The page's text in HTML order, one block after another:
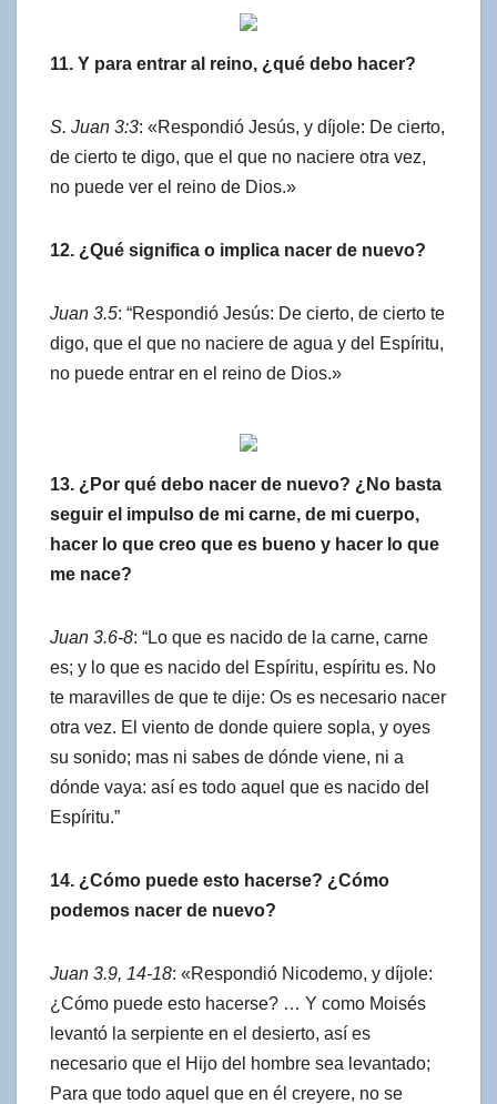
11. Y para entrar al reino, ¿qué debo hacer?
S. Juan 3:3: «Respondió Jesús, y díjole: De cierto,
de cierto te digo, que el que no naciere otra vez,
no puede ver el reino de Dios.»
12. ¿Qué significa o implica nacer de nuevo?
Juan 3.5: “Respondió Jesús: De cierto, de cierto te
digo, que el que no naciere de agua y del Espíritu,
no puede entrar en el reino de Dios.»
13. ¿Por qué debo nacer de nuevo? ¿No basta
seguir el impulso de mi carne, de mi cuerpo,
hacer lo que creo que es bueno y hacer lo que
me nace?
Juan 3.6-8: “Lo que es nacido de la carne, carne
es; y lo que es nacido del Espíritu, espíritu es. No
te maravilles de que te dije: Os es necesario nacer
otra vez. El viento de donde quiere sopla, y oyes
su sonido; mas ni sabes de dónde viene, ni a
dónde vaya: así es todo aquel que es nacido del
Espíritu.”
14. ¿Cómo puede esto hacerse? ¿Cómo
podemos nacer de nuevo?
Juan 3.9, 14-18: «Respondió Nicodemo, y díjole:
¿Cómo puede esto hacerse? … Y como Moisés
levantó la serpiente en el desierto, así es
necesario que el Hijo del hombre sea levantado;
Para que todo aquel que en él creyere, no se